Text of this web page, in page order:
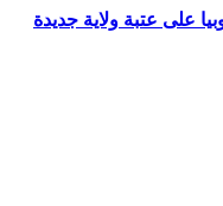
على عتبة ولاية جديدة